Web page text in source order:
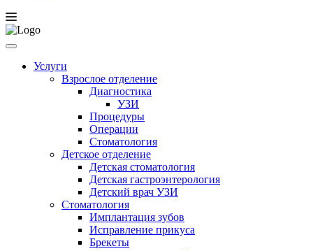
Услуги
Взрослое отделение
Диагностика
УЗИ
Процедуры
Операции
Стоматология
Детское отделение
Детская стоматология
Детская гастроэнтерология
Детский врач УЗИ
Стоматология
Имплантация зубов
Исправление прикуса
Брекеты